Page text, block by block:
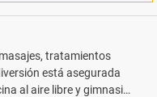
tratamientos
está asegurada
al aire libre y gimnasio.